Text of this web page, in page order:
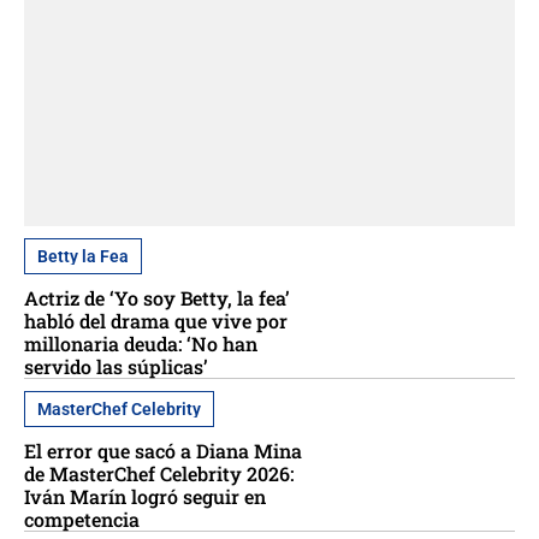
Betty la Fea
Actriz de ‘Yo soy Betty, la fea’
habló del drama que vive por
millonaria deuda: ‘No han
servido las súplicas’
MasterChef Celebrity
El error que sacó a Diana Mina
de MasterChef Celebrity 2026:
Iván Marín logró seguir en
competencia